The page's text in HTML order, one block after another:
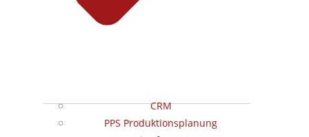
CRM
PPS Produktionsplanung